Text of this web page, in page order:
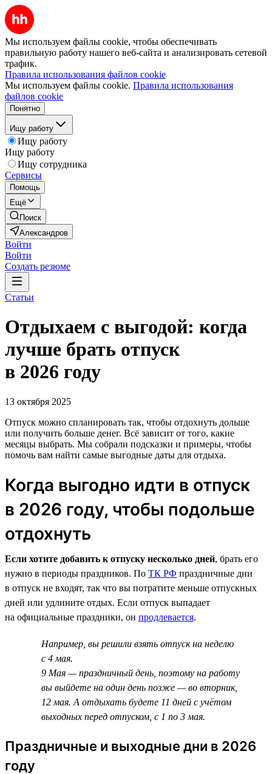
Мы используем файлы cookie, чтобы обеспечивать
правильную работу нашего веб-сайта и анализировать сетевой
трафик.
Правила использования файлов cookie
Мы используем файлы cookie. Правила использования
файлов cookie
Понятно
Ищу работу
Ищу работу
Ищу работу
Ищу сотрудника
Сервисы
Помощь
Ещё
Поиск
Александров
Войти
Войти
Создать резюме
Статьи
Отдыхаем с выгодой: когда
лучше брать отпуск
в 2026 году
13 октября 2025
Отпуск можно спланировать так, чтобы отдохнуть дольше
или получить больше денег. Всё зависит от того, какие
месяцы выбрать. Мы собрали подсказки и примеры, чтобы
помочь вам найти самые выгодные даты для отдыха.
Когда выгодно идти в отпуск
в 2026 году, чтобы подольше
отдохнуть
Если хотите добавить к отпуску несколько дней, брать его
нужно в периоды праздников. По ТК РФ праздничные дни
в отпуск не входят, так что вы потратите меньше отпускных
дней или удлините отдых. Если отпуск выпадает
на официальные праздники, он продлевается.
Например, вы решили взять отпуск на неделю
с 4 мая.
9 Мая — праздничный день, поэтому на работу
вы выйдете на один день позже — во вторник,
12 мая. А отдыхать будете 11 дней с учётом
выходных перед отпуском, с 1 по 3 мая.
Праздничные и выходные дни в 2026
году